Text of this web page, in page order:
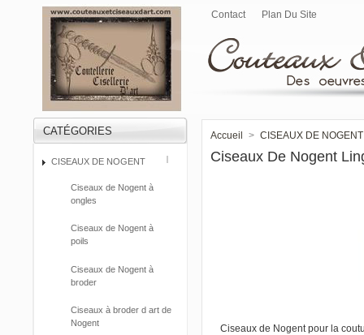
Contact Plan Du Site
CATÉGORIES
CISEAUX DE NOGENT
Ciseaux de Nogent à
ongles
Ciseaux de Nogent à
poils
Ciseaux de Nogent à
broder
Ciseaux à broder d art de
Nogent
Accueil > CISEAUX DE NOGENT
Ciseaux De Nogent
Ciseaux de Nogent pour la